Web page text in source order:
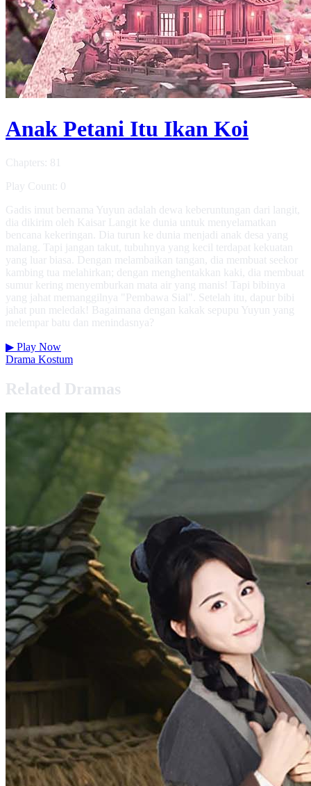
Anak Petani Itu Ikan Koi
Chapters: 81
Play Count: 0
Gadis imut bernama Yuyun adalah dewa keberuntungan dari langit,
dia dikirim oleh Kaisar Langit ke dunia untuk menyelamatkan
bencana kekeringan. Dia turun ke dunia menjadi anak desa yang
malang. Tapi jangan takut, tubuhnya yang kecil terdapat kekuatan
yang luar biasa. Dengan melambaikan tangan, dia membuat seekor
kambing tua melahirkan; dengan menghentakkan kaki, dia membuat
sumur kering menyemburkan mata air yang manis! Tapi bibinya
yang jahat memanggilnya "Pembawa Sial". Setelah itu, dapur bibi
jahat pun meledak! Bagaimana dengan kakak sepupu Yuyun yang
melempar batu dan menindasnya?
▶ Play Now
Drama Kostum
Related Dramas